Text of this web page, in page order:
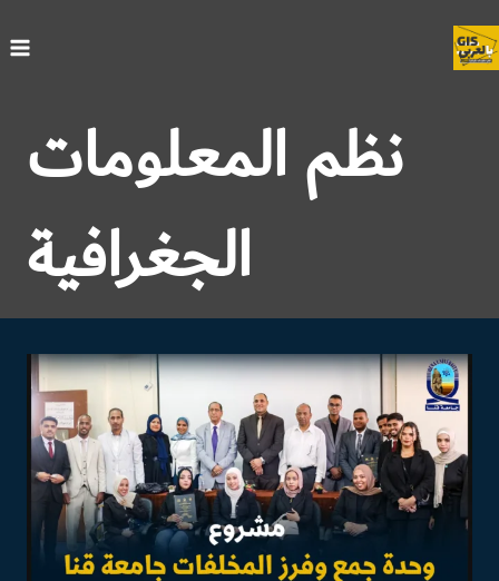
التجاوز
إلى
نظم المعلومات
الجغرافية